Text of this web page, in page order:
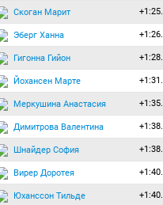
Скоган Марит
Эберг Ханна
Гигонна Гийон
Йохансен Марте
Меркушина Анастасия
Димитрова Валентина
Шнайдер София
Вирер Доротея
Юханссон Тильде